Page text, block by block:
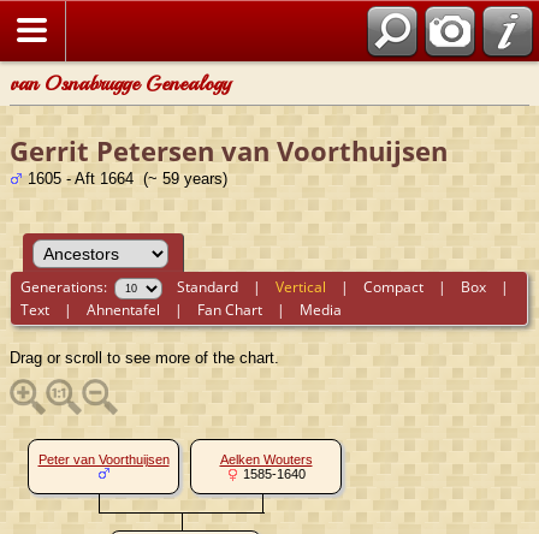
van Osnabrugge Genealogy
Gerrit Petersen van Voorthuijsen
1605 - Aft 1664 (~ 59 years)
Generations: Standard |Vertical |Compact | Box |
Text |Ahnentafel | Fan Chart | Media
Drag or scroll to see more of the chart.
Peter van Voorthuijsen
Aelken Wouters
1585-1640